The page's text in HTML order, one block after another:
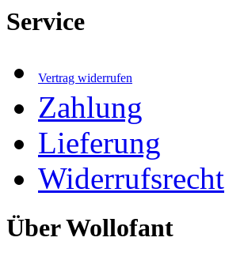
Service
Vertrag widerrufen
Zahlung
Lieferung
Widerrufsrecht
Über Wollofant